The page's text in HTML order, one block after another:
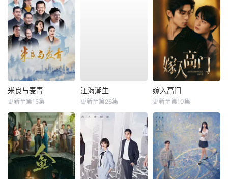
米良与麦青
更新至第15集
江海潮生
更新至第26集
嫁入高门
更新至第10集